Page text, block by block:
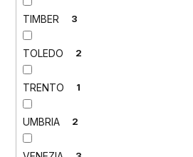
TIMBER 3
TOLEDO 2
TRENTO 1
UMBRIA 2